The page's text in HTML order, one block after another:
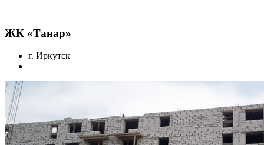
ЖК «Танар»
г. Иркутск